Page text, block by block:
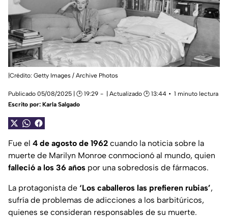
|Crédito: Getty Images / Archive Photos
Publicado 05/08/2025 | 🕑 19:29 | Actualizado 🕑 13:44
1 minuto lectura
Escrito por: Karla Salgado
Fue el 4 de agosto de 1962 cuando la noticia sobre la
muerte de Marilyn Monroe conmocionó al mundo, quien
falleció a los 36 años por una sobredosis de fármacos.
La protagonista de ‘Los caballeros las prefieren rubias’,
sufría de problemas de adicciones a los barbitúricos,
quienes se consideran responsables de su muerte.